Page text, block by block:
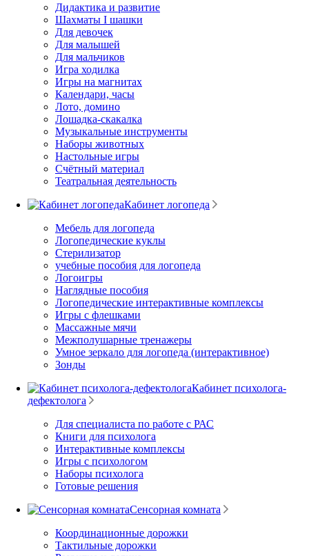
Дидактика и развитие
Шахматы I шашки
Для девочек
Для малышей
Для мальчиков
Игра ходилка
Игры на магнитах
Календари, часы
Лото, домино
Лошадка-скакалка
Музыкальные инструменты
Наборы животных
Настольные игры
Счётный материал
Театральная деятельность
Кабинет логопеда
Мебель для логопеда
Логопедические куклы
Стерилизатор
учебные пособия для логопеда
Логоигры
Наглядные пособия
Логопедические интерактивные комплексы
Игры с флешками
Массажные мячи
Межполушарные тренажеры
Умное зеркало для логопеда (интерактивное)
Зонды
Кабинет психолога-
дефектолога
Для специалиста по работе с РАС
Книги для психолога
Интерактивные комплексы
Игры с психологом
Наборы психолога
Готовые решения
Сенсорная комната
Координационные дорожки
Тактильные дорожки